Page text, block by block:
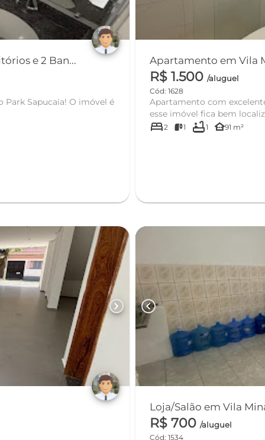
e 2 Ban...
O imóvel é
R$ 1.500/aluguel
Cód: 1628
Apartamento com
esse imóvel fica bem
bed2 1 bathtub1 other_houses91 m²
chevron_right chevron_left
R$ 700/aluguel
Cód: 1534